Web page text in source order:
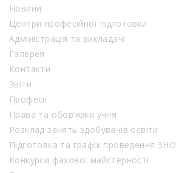
Новини
Центри професійної підготовки
Адміністрація та викладачі
Галерея
Контакти
Звіти
Професії
Права та обов’язки учня
Розклад занять здобувачів освіти
Підготовка та графік проведення ЗНО
Конкурси фахової майстерності